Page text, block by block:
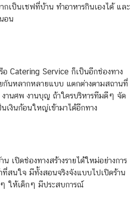
กเป็นเชฟที่บ้าน ทำอาหารกินเองได้ และ
อน
อ Catering Service ก็เป็นอีกช่องทาง
กันหลากหลายแบบ แตกต่างตามสถานที่
านศพ งานบุญ ถ้าใครบริหารทีมดีๆ จัด
นเงินก้อนใหญ่เข้ามาได้อีกทาง
เปิดช่องทางสร้างรายได้ใหม่อย่างการ
สนใจ มีทั้งสอนจริงจังแบบไปเปิดร้าน
ให้เด็กๆ มีประสบการณ์